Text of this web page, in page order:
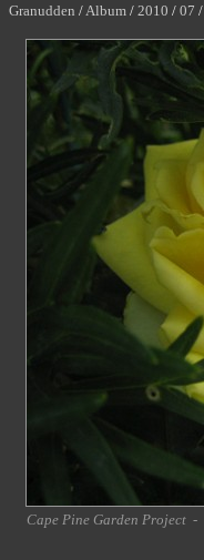
Granudden /Album / 2010 / 07 /
Cape Pine Garden Project -